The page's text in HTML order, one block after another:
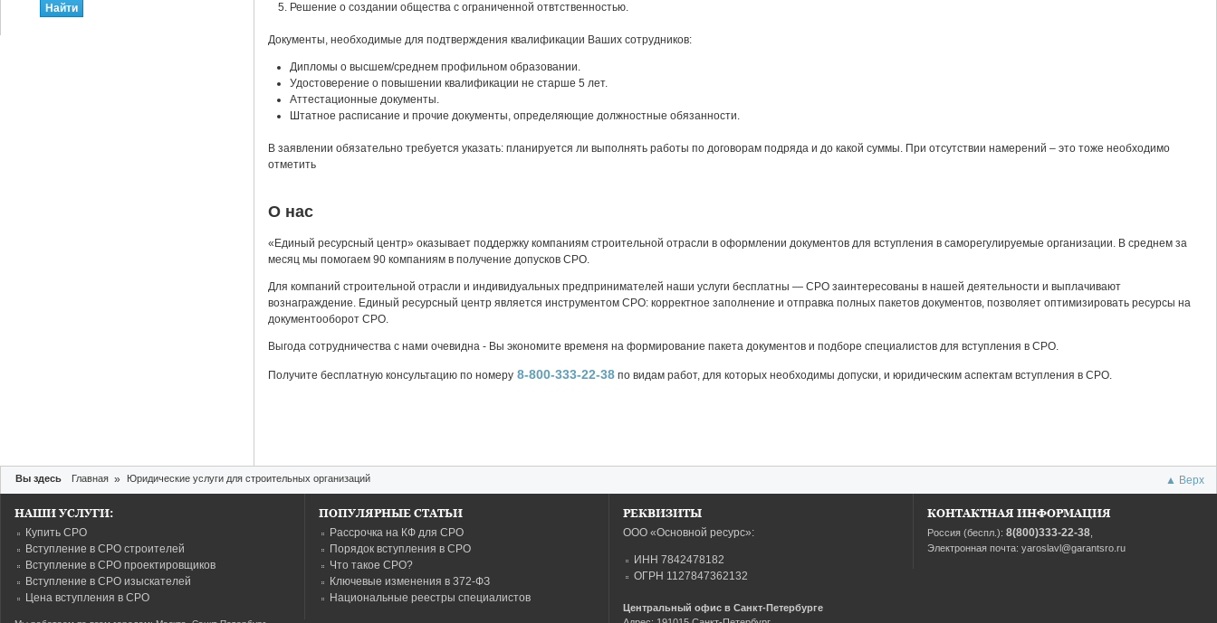
Решение о создании общества с ограниченной отвтственностью.
Документы, необходимые для подтверждения квалификации Ваших сотрудников:
Дипломы о высшем/среднем профильном образовании.
Удостоверение о повышении квалификации не старше 5 лет.
Аттестационные документы.
Штатное расписание и прочие документы, определяющие должностные обязанности.
В заявлении обязательно требуется указать: планируется ли выполнять работы по договорам подряда и до какой суммы. При отсутствии намерений – это тоже необходимо
отметить
О нас
«Единый ресурсный центр» оказывает поддержку компаниям строительной отрасли в оформлении документов для вступления в саморегулируемые организации. В среднем за
месяц мы помогаем 90 компаниям в получение допусков СРО.
Для компаний строительной отрасли и индивидуальных предпринимателей наши услуги бесплатны — СРО заинтересованы в нашей деятельности и выплачивают
вознаграждение. Единый ресурсный центр является инструментом СРО: корректное заполнение и отправка полных пакетов документов, позволяет оптимизировать ресурсы на
документооборот СРО.
Выгода сотрудничества с нами очевидна - Вы экономите временя на формирование пакета документов и подборе специалистов для вступления в СРО.
Получите бесплатную консультацию по номеру 8-800-333-22-38 по видам работ, для которых необходимы допуски, и юридическим аспектам вступления в СРО.
Вы здесь Главная » Юридические услуги для строительных организаций ▲ Верх
НАШИ УСЛУГИ:
Купить СРО
Вступление в СРО строителей
Вступление в СРО проектировщиков
Вступление в СРО изыскателей
Цена вступления в СРО
ПОПУЛЯРНЫЕ СТАТЬИ
Рассрочка на КФ для СРО
Порядок вступления в СРО
Что такое СРО?
Ключевые изменения в 372-ФЗ
Национальные реестры специалистов
РЕКВИЗИТЫ
ООО «Основной ресурс»:
ИНН 7842478182
ОГРН 1127847362132
Центральный офис в Санкт-Петербурге
КОНТАКТНАЯ ИНФОРМАЦИЯ
Россия (беспл.): 8(800)333-22-38
Электронная почта: yaroslavl@garantsro.ru